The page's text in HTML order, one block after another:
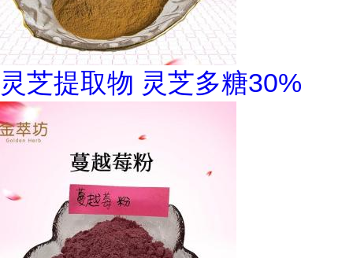
灵芝提取物 灵芝多糖30%